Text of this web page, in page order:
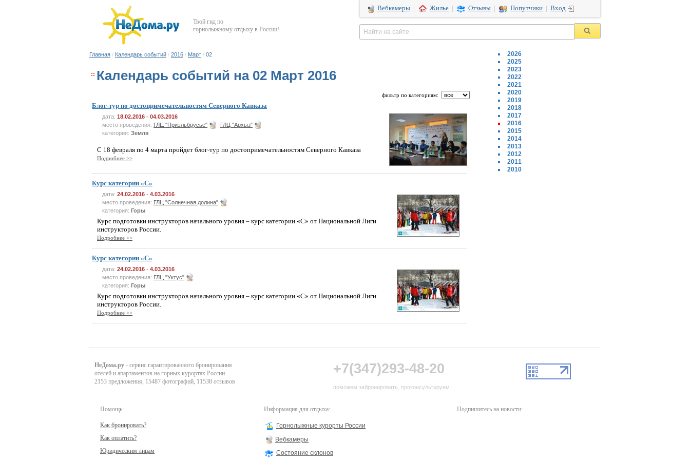
Твой гид по
горнолыжному отдыху в России!
Вебкамеры Жилье Отзывы Попутчики Вход
Главная / Календарь событий / 2016 / Март / 02
Календарь событий на 02 Март 2016
фильтр по категориям:
Блог-тур по достопримечательностям Северного Кавказа
дата: 18.02.2016 - 04.03.2016
место проведения: ГЛЦ "Приэльбрусье"
ГЛЦ "Архыз"
категория: Земля
С 18 февраля по 4 марта пройдет блог-тур по достопримечательностям Северного Кавказа
Подробнее >>
Курс категории «C»
дата: 24.02.2016 - 4.03.2016
место проведения: ГЛЦ "Солнечная долина"
категория: Горы
Курс подготовки инструкторов начального уровня – курс категории «С» от Национальной Лиги
инструкторов России.
Подробнее >>
Курс категории «C»
дата: 24.02.2016 - 4.03.2016
место проведения: ГЛЦ "Уктус"
категория: Горы
Курс подготовки инструкторов начального уровня – курс категории «С» от Национальной Лиги
инструкторов России.
Подробнее >>
2026
2025
2023
2022
2021
2020
2019
2018
2017
2016
2015
2014
2013
2012
2011
2010
НеДома.ру - сервис гарантированного бронирования
отелей и апартаментов на горных курортах России
2153 предложения, 15487 фотографий, 11538 отзывов
+7(347)293-48-20
поможем забронировать, проконсультируем
Помощь:
Как бронировать?
Как оплатить?
Юридическим лицам
Информация для отдыха:
Горнолыжные курорты России
Вебкамеры
Состояние склонов
Подпишитесь на новости: